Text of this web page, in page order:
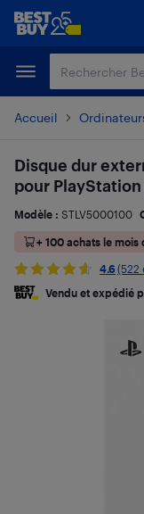
Passer
principal
Passer
Accueil
Disque dur
pour
Modèle : STLV5000100
+ 100 achats le mois
4.6 (522
Vendu et expédié